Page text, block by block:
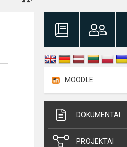
MOODLE
DOKUMENTAI
PROJEKTAI